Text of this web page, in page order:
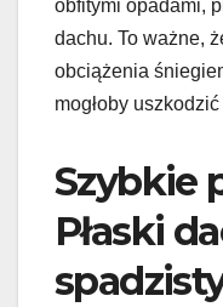
obfitymi opadami,
dachu. To ważne,
obciążenia
mogłoby
Szybkie
Płaski